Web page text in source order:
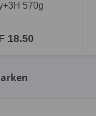
570g
18.50